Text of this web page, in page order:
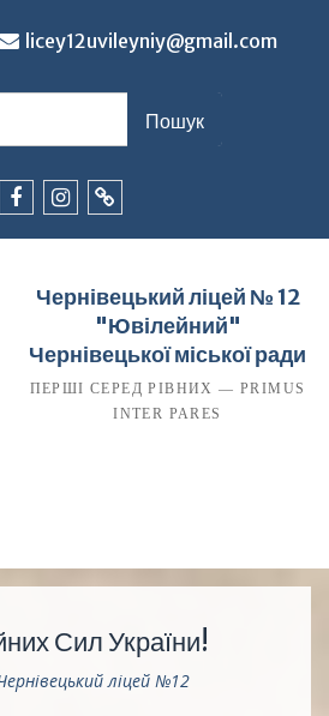
licey12uvileyniy@gmail.com
Чернівецький ліцей № 12
"Ювілейний"
Чернівецької міської ради
ПЕРШІ СЕРЕД РІВНИХ — PRIMUS
INTER PARES
Сил України!
ліцей №12